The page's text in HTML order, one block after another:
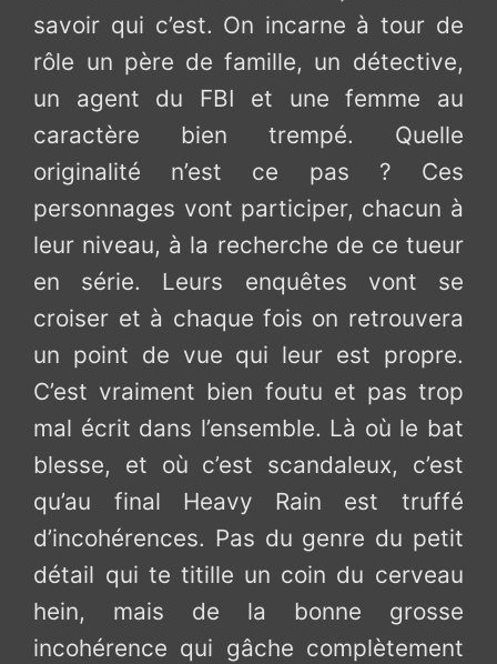
savoir qui c’est. On incarne à tour de
rôle un père de famille, un détective,
un agent du FBI et une femme au
caractère bien trempé. Quelle
originalité n’est ce pas ? Ces
personnages vont participer, chacun à
leur niveau, à la recherche de ce tueur
en série. Leurs enquêtes vont se
croiser et à chaque fois on retrouvera
un point de vue qui leur est propre.
C’est vraiment bien foutu et pas trop
mal écrit dans l’ensemble. Là où le bat
blesse, et où c’est scandaleux, c’est
qu’au final Heavy Rain est truffé
d’incohérences. Pas du genre du petit
détail qui te titille un coin du cerveau
hein, mais de la bonne grosse
incohérence qui gâche complètement